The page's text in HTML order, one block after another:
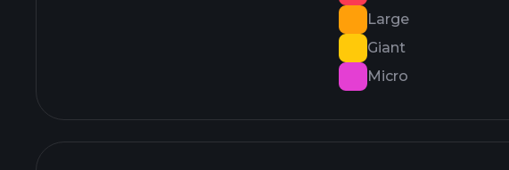
Large
Giant
Micro